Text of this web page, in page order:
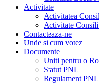
Activitate
Activitatea
Activitate
Contacteaza-ne
Unde si cum votez
Documente
Uniti pentru o
Statut PNL
Regulament PNL